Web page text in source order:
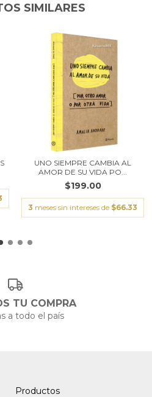
SIMILARES
UNO SIEMPRE CAMBIA AL
AMOR DE SU VIDA PO...
$199.00
3 meses sin intereses de $66.33
TU COMPRA
a todo el país
Productos